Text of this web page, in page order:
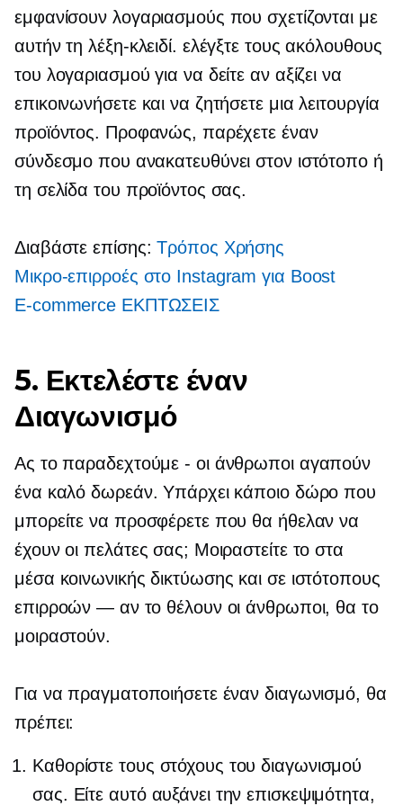
εμφανίσουν λογαριασμούς που σχετίζονται με
αυτήν τη λέξη-κλειδί. ελέγξτε τους ακόλουθους
του λογαριασμού για να δείτε αν αξίζει να
επικοινωνήσετε και να ζητήσετε μια λειτουργία
προϊόντος. Προφανώς, παρέχετε έναν
σύνδεσμο που ανακατευθύνει στον ιστότοπο ή
τη σελίδα του προϊόντος σας.
Διαβάστε επίσης:Τρόπος Χρήσης
Μικρο-επιρροές στο Instagram για Boost
E-commerce ΕΚΠΤΩΣΕΙΣ
5. Εκτελέστε έναν
Διαγωνισμό
Ας το παραδεχτούμε- οι άνθρωποι αγαπούν
ένα καλό δωρεάν. Υπάρχει κάποιο δώρο που
μπορείτε να προσφέρετε που θα ήθελαν να
έχουν οι πελάτες σας; Μοιραστείτε το στα
μέσα κοινωνικής δικτύωσης και σε ιστότοπους
επιρροών — αν το θέλουν οι άνθρωποι, θα το
μοιραστούν.
Για να πραγματοποιήσετε έναν διαγωνισμό, θα
πρέπει:
Καθορίστε τους στόχους του διαγωνισμού
σας. Είτε αυτό αυξάνει την επισκεψιμότητα,